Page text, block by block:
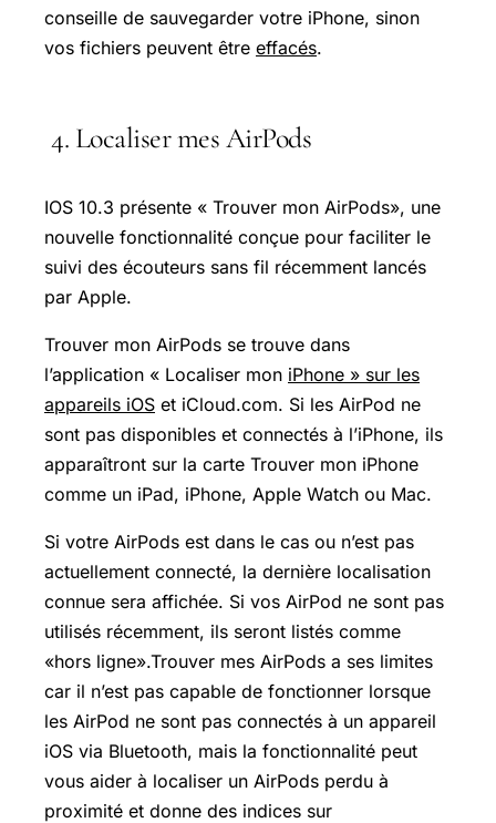
conseille de sauvegarder votre iPhone, sinon
vos fichiers peuvent être effacés.
4. Localiser mes AirPods
IOS 10.3 présente « Trouver mon AirPods», une
nouvelle fonctionnalité conçue pour faciliter le
suivi des écouteurs sans fil récemment lancés
par Apple.
Trouver mon AirPods se trouve dans
l’application « Localiser mon iPhone » sur les
appareils iOS et iCloud.com. Si les AirPod ne
sont pas disponibles et connectés à l’iPhone, ils
apparaîtront sur la carte Trouver mon iPhone
comme un iPad, iPhone, Apple Watch ou Mac.
Si votre AirPods est dans le cas ou n’est pas
actuellement connecté, la dernière localisation
connue sera affichée. Si vos AirPod ne sont pas
utilisés récemment, ils seront listés comme
«hors ligne».Trouver mes AirPods a ses limites
car il n’est pas capable de fonctionner lorsque
les AirPod ne sont pas connectés à un appareil
iOS via Bluetooth, mais la fonctionnalité peut
vous aider à localiser un AirPods perdu à
proximité et donne des indices sur